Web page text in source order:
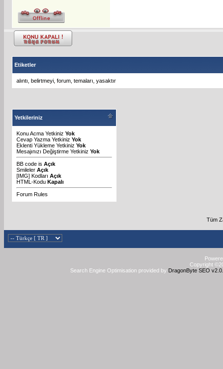
Etiketler
alıntı belirtmeyi forum temaları yasaktır
Yetkileriniz
Konu Acma Yetkiniz Yok
Cevap Yazma Yetkiniz Yok
Eklenti Yükleme Yetkiniz Yok
Mesajınızı Değiştirme Yetkiniz Yok
BB code is Açık
Smileler Açık
[IMG] Kodları Açık
HTML-Kodu Kapalı
Forum Rules
Tüm
Copyright
Search Engine Optimisation provided by DragonByte SEO